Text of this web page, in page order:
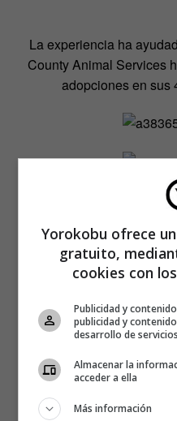
La experiencia ha
County Animal Services
adopciones en sus
Yorokobu ofrece
gratuito,
cookies con
Publicidad y
publicidad y
desarrollo de servicios
Almacenar la
acceder a ella
Más información